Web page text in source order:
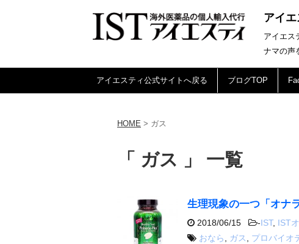
アイ
アイエス
ナマの声
アイエスティ公式サイトへ戻る ブログTOP
HOME > ガス
「 ガス 」 一覧
生理現象の一つ「オナ
2018/06/15 -IST, IST
おなら
ガス プロバイオ